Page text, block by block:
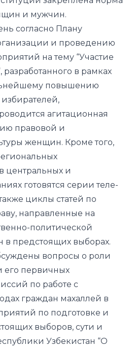
и мужчин.
согласно Плану
и проведению
на тему “Участие
в рамках
повышению
агитационная
правовой и
женщин. Кроме того,
центральных и
готовятся серии теле-
циклы статей по
направленные на
политической
в предстоящих выборах.
вопросы о роли
его первичных
по работе с
граждан махаллей в
по подготовке и
выборов, сути и
Узбекистан “О